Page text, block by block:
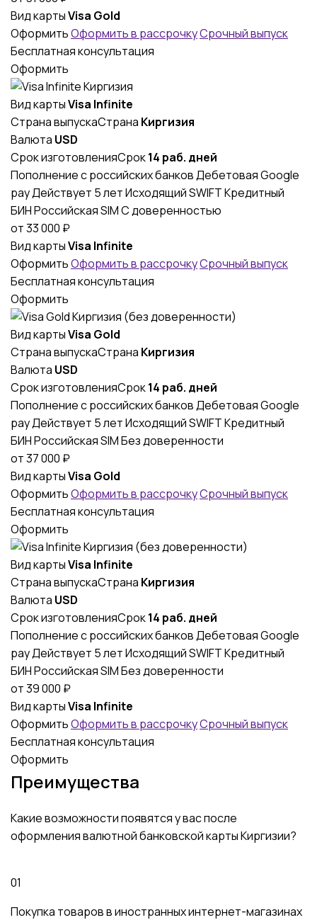
Вид картыVisa Gold
ОформитьОформить в рассрочкуСрочный выпуск
Бесплатная консультация
Оформить
Вид картыVisa Infinite
Страна выпускаСтрана Киргизия
Валюта USD
Срок изготовленияСрок14 раб. дней
Пополнение с российских банковДебетоваяGoogle
payДействует 5 летИсходящий SWIFTКредитный
БИНРоссийская SIMС доверенностью
от33 000 ₽
Вид картыVisa Infinite
ОформитьОформить в рассрочкуСрочный выпуск
Бесплатная консультация
Оформить
Вид картыVisa Gold
Страна выпускаСтрана Киргизия
Валюта USD
Срок изготовленияСрок14 раб. дней
Пополнение с российских банковДебетоваяGoogle
payДействует 5 летИсходящий SWIFTКредитный
БИНРоссийская SIMБез доверенности
от37 000 ₽
Вид картыVisa Gold
ОформитьОформить в рассрочкуСрочный выпуск
Бесплатная консультация
Оформить
Вид картыVisa Infinite
Страна выпускаСтрана Киргизия
Валюта USD
Срок изготовленияСрок14 раб. дней
Пополнение с российских банковДебетоваяGoogle
payДействует 5 летИсходящий SWIFTКредитный
БИНРоссийская SIMБез доверенности
от39 000 ₽
Вид картыVisa Infinite
ОформитьОформить в рассрочкуСрочный выпуск
Бесплатная консультация
Оформить
Преимущества
Какие возможности появятся у вас после
оформления валютной банковской карты Киргизии?
01
Покупка товаров в иностранных интернет-магазинах